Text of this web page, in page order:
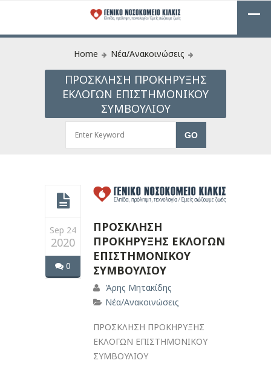
Home Νέα/Ανακοινώσεις
ΠΡΟΣΚΛΗΣΗ ΠΡΟΚΗΡΥΞΗΣ
ΕΚΛΟΓΩΝ ΕΠΙΣΤΗΜΟΝΙΚΟΥ
ΣΥΜΒΟΥΛΙΟΥ
Sep 24
2020
0
ΠΡΟΣΚΛΗΣΗ
ΠΡΟΚΗΡΥΞΗΣ ΕΚΛΟΓΩΝ
ΕΠΙΣΤΗΜΟΝΙΚΟΥ
ΣΥΜΒΟΥΛΙΟΥ
Άρης Μητακίδης
Νέα/Ανακοινώσεις
ΠΡΟΣΚΛΗΣΗ ΠΡΟΚΗΡΥΞΗΣ
ΕΚΛΟΓΩΝ ΕΠΙΣΤΗΜΟΝΙΚΟΥ
ΣΥΜΒΟΥΛΙΟΥ